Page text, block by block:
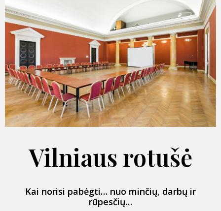
Vilniaus rotušė
Kai norisi pabėgti… nuo minčių, darbų ir
rūpesčių…